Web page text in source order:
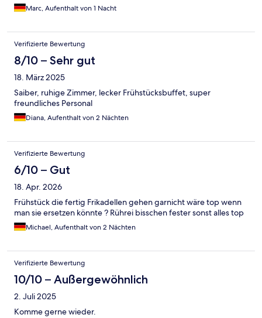
Marc, Aufenthalt von 1 Nacht
Verifizierte Bewertung
8/10 – Sehr gut
18. März 2025
Saiber, ruhige Zimmer, lecker Frühstücksbuffet, super
freundliches Personal
Diana, Aufenthalt von 2 Nächten
Verifizierte Bewertung
6/10 – Gut
18. Apr. 2026
Frühstück die fertig Frikadellen gehen garnicht wäre top wenn
man sie ersetzen könnte ? Rührei bisschen fester sonst alles top
Michael, Aufenthalt von 2 Nächten
Verifizierte Bewertung
10/10 – Außergewöhnlich
2. Juli 2025
Komme gerne wieder.